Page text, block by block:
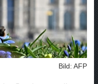
Bild: AFP